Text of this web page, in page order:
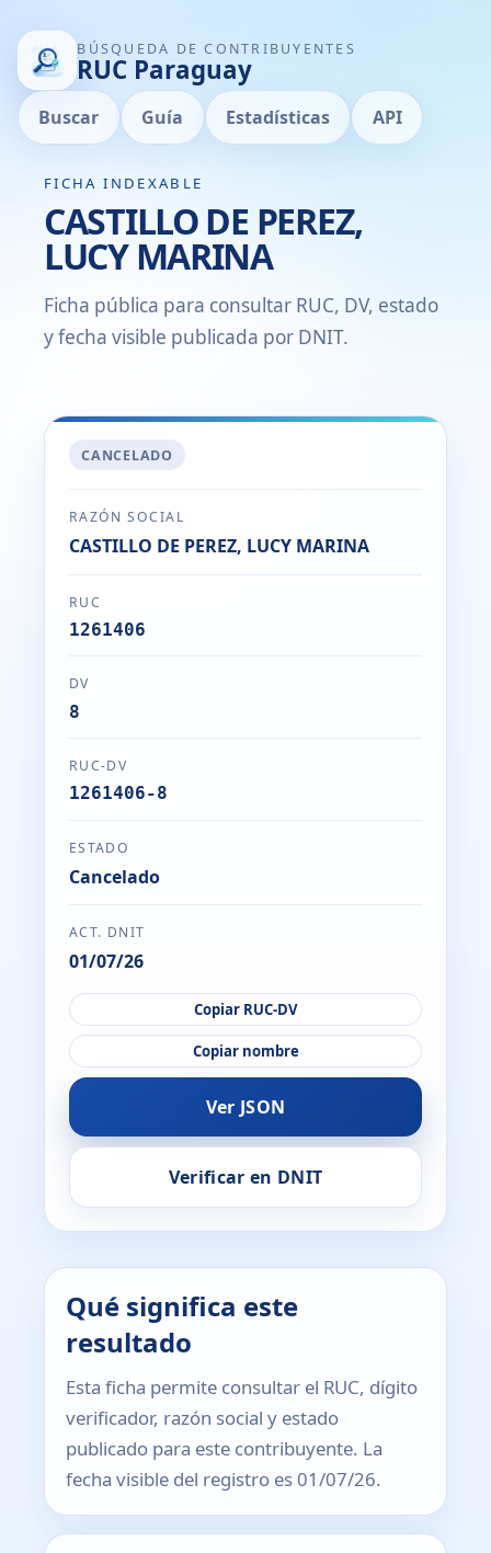
BÚSQUEDA DE CONTRIBUYENTES
RUC Paraguay
Buscar Guía Estadísticas API
FICHA INDEXABLE
CASTILLO DE PEREZ,
LUCY MARINA
Ficha pública para consultar RUC, DV, estado
y fecha visible publicada por DNIT.
CANCELADO
RAZÓN SOCIAL
CASTILLO DE PEREZ, LUCY MARINA
RUC
1261406
DV
8
RUC-DV
1261406-8
ESTADO
Cancelado
ACT. DNIT
01/07/26
Copiar RUC-DV
Copiar nombre
Ver JSON
Verificar en DNIT
Qué significa este
resultado
Esta ficha permite consultar el RUC, dígito
verificador, razón social y estado
publicado para este contribuyente. La
fecha visible del registro es 01/07/26.